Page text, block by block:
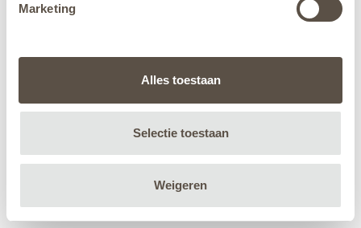
Marketing
Alles toestaan
Selectie toestaan
Weigeren